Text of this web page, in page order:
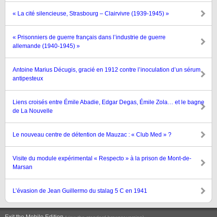
« La cité silencieuse, Strasbourg – Clairvivre (1939-1945) »
« Prisonniers de guerre français dans l’industrie de guerre
allemande (1940-1945) »
Antoine Marius Décugis, gracié en 1912 contre l’inoculation d’un sérum
antipesteux
Liens croisés entre Émile Abadie, Edgar Degas, Émile Zola… et le bagne
de La Nouvelle
Le nouveau centre de détention de Mauzac : « Club Med » ?
Visite du module expérimental « Respecto » à la prison de Mont-de-
Marsan
L’évasion de Jean Guillermo du stalag 5 C en 1941